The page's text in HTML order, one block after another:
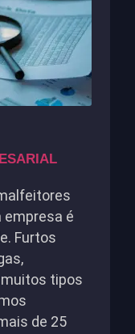
empresa é
Furtos
tipos
de 25